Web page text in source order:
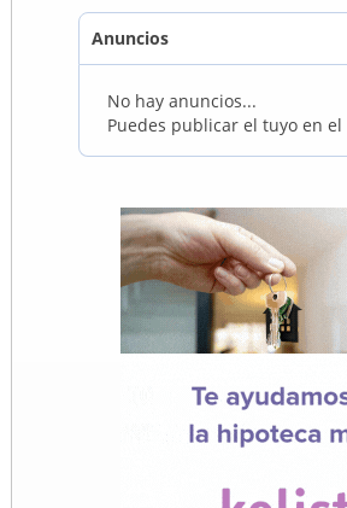
Anuncios
No hay anuncios...
Puedes publicar el tuyo en el